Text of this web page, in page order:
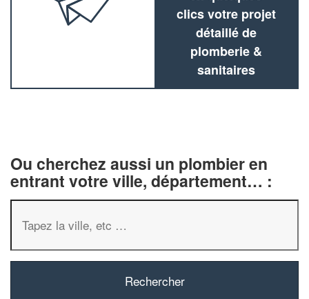
clics votre projet
détaillé de
plomberie &
sanitaires
Ou cherchez aussi un plombier en
entrant votre ville, département… :